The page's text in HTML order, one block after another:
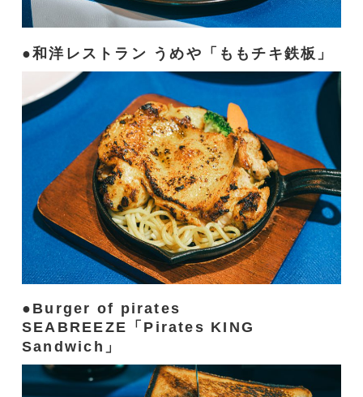
和洋レストラン うめや「ももチキ鉄板」
Burger of pirates
SEABREEZE「Pirates KING
Sandwich」